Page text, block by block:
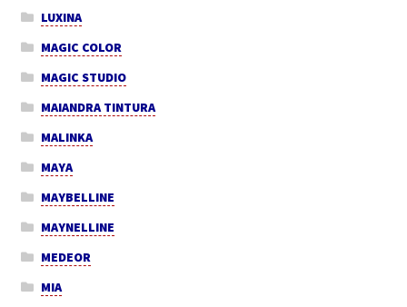
LUXINA
MAGIC COLOR
MAGIC STUDIO
MAIANDRA TINTURA
MALINKA
MAYA
MAYBELLINE
MAYNELLINE
MEDEOR
MIA